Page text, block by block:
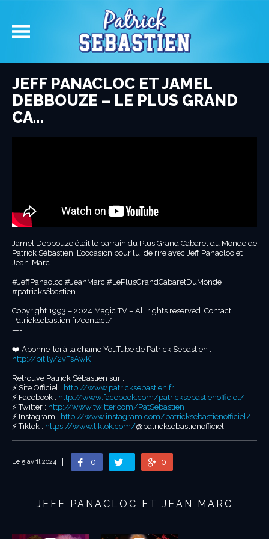
JEFF PANACLOC ET JAMEL
DEBBOUZE – LE PLUS GRAND
CA…
Jamel Debbouze était le parrain du Plus Grand Cabaret du Monde de
Patrick Sébastien. L’occasion pour lui de rire avec Jeff Panacloc et
Jean-Marc.
#JeffPanacloc #JeanMarc #LePlusGrandCabaretDuMonde
#patricksébastien
Copyright 1993 – 2024 Magic TV – All rights reserved. Contact :
Patricksebastien.fr/contact/
—-
❤️ Abonne-toi à la chaîne YouTube de Patrick Sébastien :
http://bit.ly/2vFsAwK
Retrouve Patrick Sébastien sur :
⚡️ Site Officiel : http://www.patricksebastien.fr
⚡️ Facebook : http://www.facebook.com/patricksebastienofficiel/
⚡️ Twitter : http://www.twitter.com/PatSebastien
⚡️ Instagram : http://www.instagram.com/patricksebastienofficiel/
⚡️ Tiktok : https://www.tiktok.com/@patricksebastienofficiel
Le 5 avril 2024 0 0
JEFF PANACLOC ET JEAN MARC